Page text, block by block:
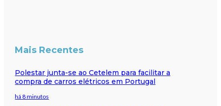
Mais Recentes
Polestar junta-se ao Cetelem para facilitar a
compra de carros elétricos em Portugal
há 8 minutos